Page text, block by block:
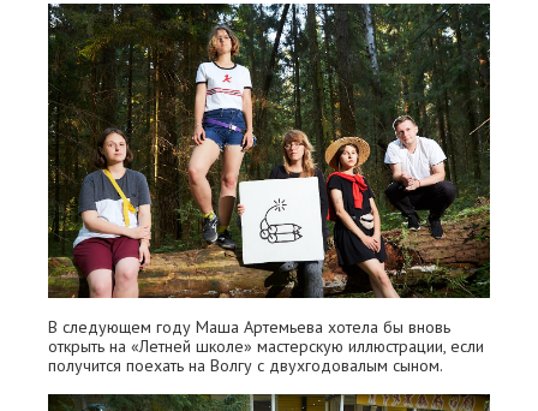
В следующем году Маша Артемьева хотела бы вновь
открыть на «Летней школе» мастерскую иллюстрации, если
получится поехать на Волгу с двухгодовалым сыном.